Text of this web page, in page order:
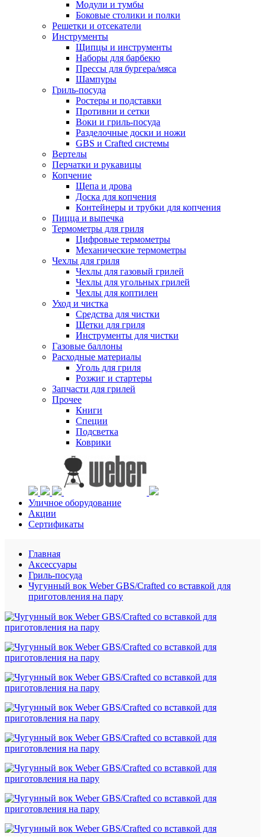
Модули и тумбы
Боковые столики и полки
Решетки и отсекатели
Инструменты
Щипцы и инструменты
Наборы для барбекю
Прессы для бургера/мяса
Шампуры
Гриль-посуда
Ростеры и подставки
Противни и сетки
Воки и гриль-посуда
Разделочные доски и ножи
GBS и Crafted системы
Вертелы
Перчатки и рукавицы
Копчение
Щепа и дрова
Доска для копчения
Контейнеры и трубки для копчения
Пицца и выпечка
Термометры для гриля
Цифровые термометры
Механические термометры
Чехлы для гриля
Чехлы для газовый грилей
Чехлы для угольных грилей
Чехлы для коптилен
Уход и чистка
Средства для чистки
Щетки для гриля
Инструменты для чистки
Газовые баллоны
Расходные материалы
Уголь для гриля
Розжиг и стартеры
Запчасти для грилей
Прочее
Книги
Специи
Подсветка
Коврики
Уличное оборудование
Акции
Сертификаты
Главная
Аксессуары
Гриль-посуда
Чугунный вок Weber GBS/Crafted со вставкой для
приготовления на пару